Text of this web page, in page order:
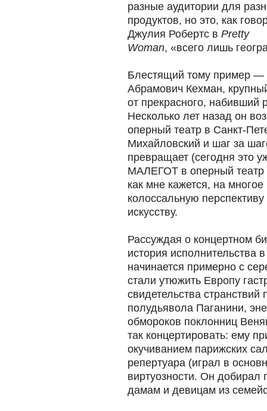
разные аудитории для
продуктов, но это, как
Джулия Робертс в Pretty
Woman, «всего лишь
Блестящий тому пример
Абрамович Кехман,
от прекрасного, набивший
Несколько лет назад он
оперный театр в Санкт-
Михайловский и шаг за
превращает (сегодня это
МАЛЕГОТ в оперный театр
как мне кажется, на
колоссальную
искусству.
Рассуждая о концертном
история исполнительства
начинается примерно с
стали утюжить Европу
свидетельства
полудьявола Паганини,
обмороков поклонниц
так концертировать: ему
окучиванием парижских
репертуара (играл в
виртуозности. Он
дамам и девицам из